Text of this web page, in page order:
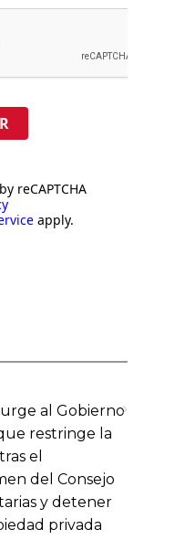
reCAPTCHA
apply.
al Gobierno
restringe la
el
del Consejo
y detener
privada